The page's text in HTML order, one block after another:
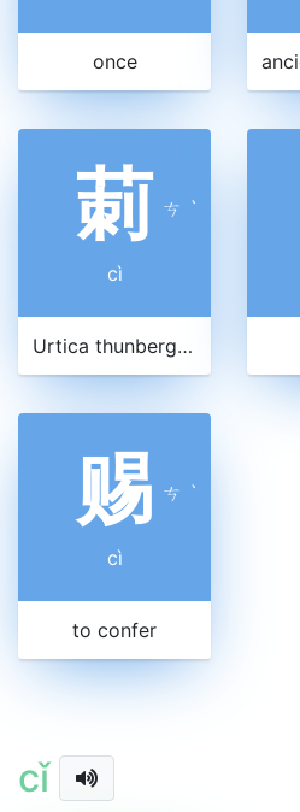
once
莿 ㄘ ˋ
cì
Urtica thunbergiana
赐 ㄘ ˋ
cì
to confer
cǐ